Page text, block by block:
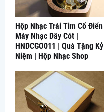
Hộp Nhạc Trái Tim Cổ Điển |
Máy Nhạc Dây Cót |
HNDCGO011 | Quà Tặng Kỷ
Niệm | Hộp Nhạc Shop